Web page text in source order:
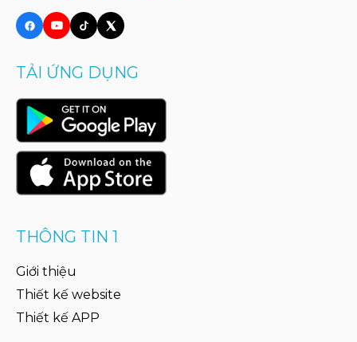
TẢI ỨNG DỤNG
THÔNG TIN 1
Giới thiệu
Thiết kế website
Thiết kế APP